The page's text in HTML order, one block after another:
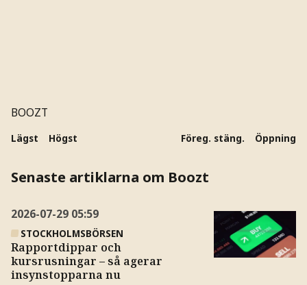
BOOZT
Lägst Högst Föreg. stäng. Öppning
Senaste artiklarna om Boozt
2026-07-29 05:59
STOCKHOLMSBÖRSEN
Rapportdippar och
kursrusningar – så agerar
insynstopparna nu